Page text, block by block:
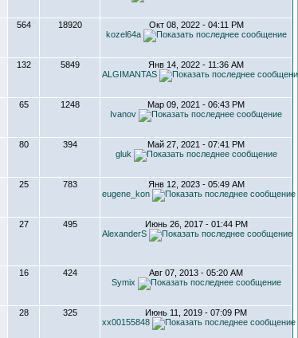
564 18920
Окт 08, 2022 - 04:11 PM
kozel64a
132 5849
Янв 14, 2022 - 11:36 AM
ALGIMANTAS
65 1248
Мар 09, 2021 - 06:43 PM
Ivanov
80 394
Май 27, 2021 - 07:41 PM
gluk
25 783
Янв 12, 2023 - 05:49 AM
eugene_kon
27 495
Июнь 26, 2017 - 01:44 PM
AlexanderS
16 424
Авг 07, 2013 - 05:20 AM
Symix
28 325
Июнь 11, 2019 - 07:09 PM
xx00155848